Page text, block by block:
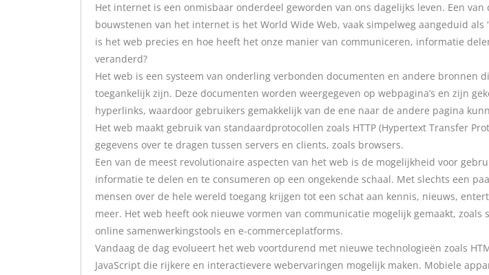
Het internet is een onmisbaar onderdeel geworden van ons dagelijks leven. Een van
bouwstenen van het internet is het World Wide Web, vaak simpelweg aangeduid als
is het web precies en hoe heeft het onze manier van communiceren, informatie
veranderd?
Het web is een systeem van onderling verbonden documenten en andere bronnen
toegankelijk zijn. Deze documenten worden weergegeven op webpagina’s en zijn
hyperlinks, waardoor gebruikers gemakkelijk van de ene naar de andere pagina
Het web maakt gebruik van standaardprotocollen zoals HTTP (Hypertext Transfer
gegevens over te dragen tussen servers en clients, zoals browsers.
Een van de meest revolutionaire aspecten van het web is de mogelijkheid voor
informatie te delen en te consumeren op een ongekende schaal. Met slechts een
mensen over de hele wereld toegang krijgen tot een schat aan kennis, nieuws,
meer. Het web heeft ook nieuwe vormen van communicatie mogelijk gemaakt, zoals
online samenwerkingstools en e-commerceplatforms.
Vandaag de dag evolueert het web voortdurend met nieuwe technologieën zoals
JavaScript die rijkere en interactievere webervaringen mogelijk maken. Mobiele